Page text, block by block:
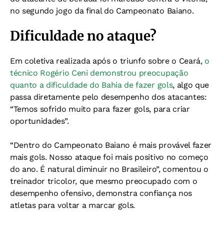
no segundo jogo da final do Campeonato Baiano.
Dificuldade no ataque?
Em coletiva realizada após o triunfo sobre o Ceará, o
técnico Rogério Ceni demonstrou preocupação
quanto a dificuldade do Bahia de fazer gols, algo que
passa diretamente pelo desempenho dos atacantes:
“Temos sofrido muito para fazer gols, para criar
oportunidades”.
“Dentro do Campeonato Baiano é mais provável fazer
mais gols. Nosso ataque foi mais positivo no começo
do ano. É natural diminuir no Brasileiro”, comentou o
treinador tricolor, que mesmo preocupado com o
desempenho ofensivo, demonstra confiança nos
atletas para voltar a marcar gols.